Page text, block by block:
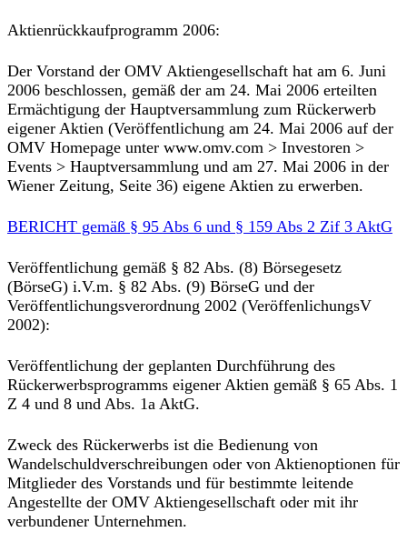
Aktienrückkaufprogramm 2006:
Der Vorstand der OMV Aktiengesellschaft hat am 6. Juni
2006 beschlossen, gemäß der am 24. Mai 2006 erteilten
Ermächtigung der Hauptversammlung zum Rückerwerb
eigener Aktien (Veröffentlichung am 24. Mai 2006 auf der
OMV Homepage unter www.omv.com > Investoren >
Events > Hauptversammlung und am 27. Mai 2006 in der
Wiener Zeitung, Seite 36) eigene Aktien zu erwerben.
BERICHT gemäß § 95 Abs 6 und § 159 Abs 2 Zif 3 AktG
Veröffentlichung gemäß § 82 Abs. (8) Börsegesetz
(BörseG) i.V.m. § 82 Abs. (9) BörseG und der
Veröffentlichungsverordnung 2002 (VeröffenlichungsV
2002):
Veröffentlichung der geplanten Durchführung des
Rückerwerbsprogramms eigener Aktien gemäß § 65 Abs. 1
Z 4 und 8 und Abs. 1a AktG.
Zweck des Rückerwerbs ist die Bedienung von
Wandelschuldverschreibungen oder von Aktienoptionen für
Mitglieder des Vorstands und für bestimmte leitende
Angestellte der OMV Aktiengesellschaft oder mit ihr
verbundener Unternehmen.